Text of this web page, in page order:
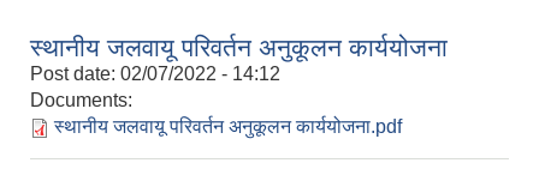
स्थानीय जलवायू परिवर्तन अनुकूलन कार्ययोजना
Post date: 02/07/2022 - 14:12
Documents:
स्थानीय जलवायू परिवर्तन अनुकूलन कार्ययोजना.pdf